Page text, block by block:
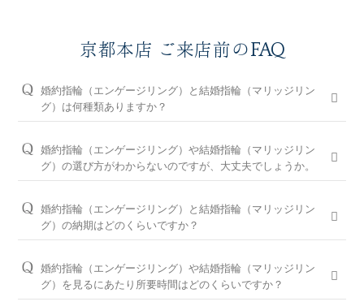
京都本店 ご来店前のFAQ
婚約指輪（エンゲージリング）と結婚指輪（マリッジリン
グ）は何種類ありますか？
のデザインや、シンプルからゴージャスまで、豊富なラインナ
ップをご用意しております。オプションを組み合わせると数万
通りの中から、おふたりらしさを叶える婚約指輪と結婚指輪を
※ホームページで掲載しているのは一部の商品です。
結婚指輪の閲覧人気ランキングはこちら
婚約指輪（エンゲージリング）や結婚指輪（マリッジリン
グ）の選び方がわからないのですが、大丈夫でしょうか。
ンシェルジュが、普段のイメージやライフスタイル、ご予算等
をお伺いして、ダイヤモンドとデザインをご提案させていただ
きます。
お客様に寄り添い続けてきた銀座ダイヤモンドシライシだから
こそ、骨格×指輪診断で似合うと好きを同時に叶えるパーフェ
クトフィットカウンセリングもございます。銀座ダイヤモンド
婚約指輪（エンゲージリング）と結婚指輪（マリッジリン
グ）の納期はどのくらいですか？
ステムのため、ご注文いただいてから概ね1か月～2ヶ月程いた
だいております。婚約指輪をプロポーズの際に贈られる場合
は、予定日の2～3ヶ月程前、結婚指輪をご入籍や両家顔合わせ
婚約指輪（エンゲージリング）や結婚指輪（マリッジリン
グ）を見るにあたり所要時間はどのくらいですか？